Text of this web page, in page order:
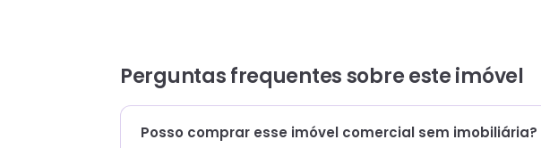
Perguntas frequentes sobre esteimóvel
Posso comprar esse imóvel comercial sem imobiliária?